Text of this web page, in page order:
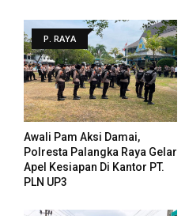
P. RAYA
Awali Pam Aksi Damai,
Polresta Palangka Raya Gelar
Apel Kesiapan Di Kantor PT.
PLN UP3